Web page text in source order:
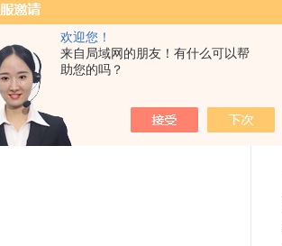
欢迎您！
来自局域网的朋友！有什么可以帮
助您的吗？